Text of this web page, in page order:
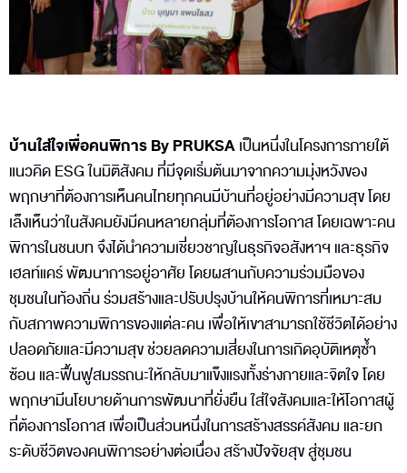
บ้านใส่ใจเพื่อคนพิการ By PRUKSAเป็นหนึ่งในโครงการภายใต้
แนวคิด ESG ในมิติสังคม ที่มีจุดเริ่มต้นมาจากความมุ่งหวังของ
พฤกษาที่ต้องการเห็นคนไทยทุกคนมีบ้านที่อยู่อย่างมีความสุข โดย
เล็งเห็นว่าในสังคมยังมีคนหลายกลุ่มที่ต้องการโอกาส โดยเฉพาะคน
พิการในชนบท จึงได้นำความเชี่ยวชาญในธุรกิจอสังหาฯ และธุรกิจ
เฮลท์แคร์ พัฒนาการอยู่อาศัย โดยผสานกับความร่วมมือของ
ชุมชนในท้องถิ่น ร่วมสร้างและปรับปรุงบ้านให้คนพิการที่เหมาะสม
กับสภาพความพิการของแต่ละคน เพื่อให้เขาสามารถใช้ชีวิตได้อย่าง
ปลอดภัยและมีความสุข ช่วยลดความเสี่ยงในการเกิดอุบัติเหตุซ้ำ
ซ้อน และฟื้นฟูสมรรถนะให้กลับมาแข็งแรงทั้งร่างกายและจิตใจ โดย
พฤกษามีนโยบายด้านการพัฒนาที่ยั่งยืน ใส่ใจสังคมและให้โอกาสผู้
ที่ต้องการโอกาส เพื่อเป็นส่วนหนึ่งในการสร้างสรรค์สังคม และยก
ระดับชีวิตของคนพิการอย่างต่อเนื่อง สร้างปัจจัยสุข สู่ชุมชน